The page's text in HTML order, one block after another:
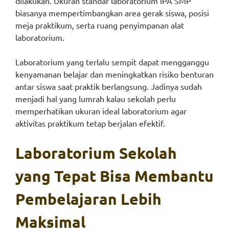
biasanya mempertimbangkan area gerak siswa, posisi
meja praktikum, serta ruang penyimpanan alat
laboratorium.
Laboratorium yang terlalu sempit dapat mengganggu
kenyamanan belajar dan meningkatkan risiko benturan
antar siswa saat praktik berlangsung. Jadinya sudah
menjadi hal yang lumrah kalau sekolah perlu
memperhatikan ukuran ideal laboratorium agar
aktivitas praktikum tetap berjalan efektif.
Laboratorium Sekolah
yang Tepat Bisa Membantu
Pembelajaran Lebih
Maksimal